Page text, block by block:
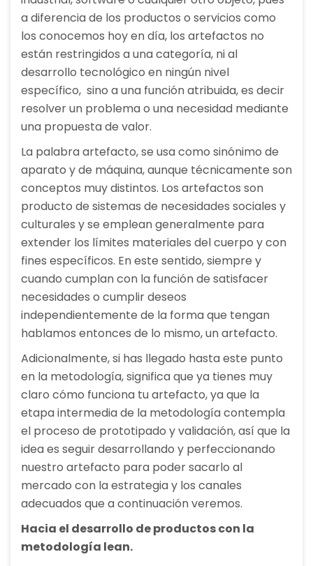
a diferencia de los productos o servicios como
los conocemos hoy en día, los artefactos no
están restringidos a una categoría, ni al
desarrollo tecnológico en ningún nivel
específico, sino a una función atribuida, es decir
resolver un problema o una necesidad mediante
una propuesta de valor.
La palabra artefacto, se usa como sinónimo de
aparato y de máquina, aunque técnicamente son
conceptos muy distintos. Los artefactos son
producto de sistemas de necesidades sociales y
culturales y se emplean generalmente para
extender los límites materiales del cuerpo y con
fines específicos. En este sentido, siempre y
cuando cumplan con la función de satisfacer
necesidades o cumplir deseos
independientemente de la forma que tengan
hablamos entonces de lo mismo, un artefacto.
Adicionalmente, si has llegado hasta este punto
en la metodología, significa que ya tienes muy
claro cómo funciona tu artefacto, ya que la
etapa intermedia de la metodología contempla
el proceso de prototipado y validación, así que la
idea es seguir desarrollando y perfeccionando
nuestro artefacto para poder sacarlo al
mercado con la estrategia y los canales
adecuados que a continuación veremos.
Hacia el desarrollo de productos con la
metodología lean.